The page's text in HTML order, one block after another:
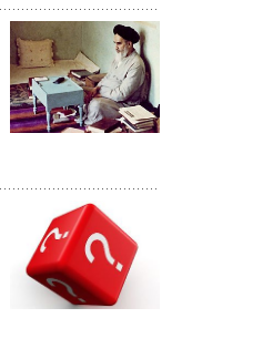
۲۳ اسفند ۱۳۹۴